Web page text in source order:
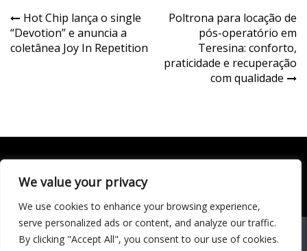
We value your privacy
We use cookies to enhance your browsing experience,
serve personalized ads or content, and analyze our traffic.
By clicking "Accept All", you consent to our use of cookies.
Navegação
de
Hot Chip lança o single
“Devotion” e anuncia a
coletânea Joy In Repetition
Poltrona para locação de
pós-operatório em
Teresina: conforto,
praticidade e recuperação
com qualidade
Todo conteúdo publicado neste portal, incluindo textos,
responsabilidade do autor. © 2020 - 2024 Todos os direitos
reservados ao site Matéria Livre Royale News by
ThemebeezWe use cookies to ensure that we give you the best
experience on our website. If you continue to use this site we